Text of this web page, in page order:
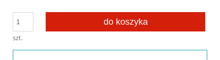
szt.
do koszyka